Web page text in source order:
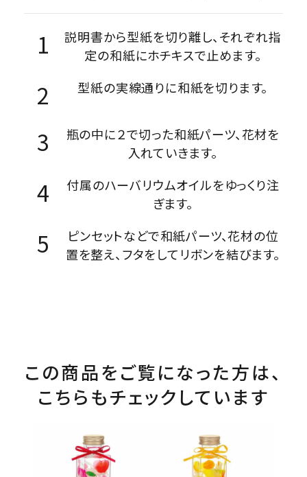
説明書から型紙を切り離し、それぞれ指
定の和紙にホチキスで止めます。
型紙の実線通りに和紙を切ります。
瓶の中に２で切った和紙パーツ、花材を
入れていきます。
付属のハーバリウムオイルをゆっくり注
ぎます。
ピンセットなどで和紙パーツ、花材の位
置を整え、フタをしてリボンを結びます。
この商品をご覧になった方は、
こちらもチェックしています